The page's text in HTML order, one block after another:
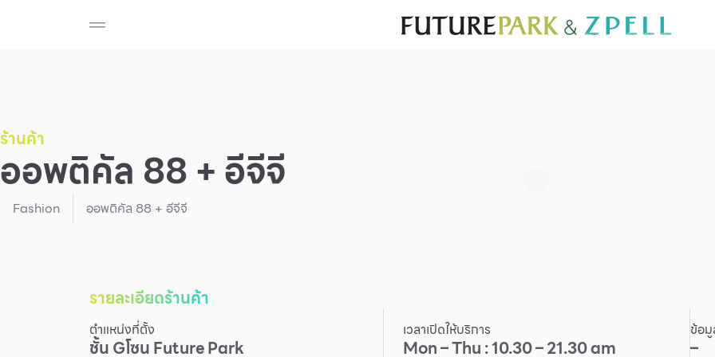
สำหรับนักท่องเที่ยว มีอะไรใหม่ แผนผังร้านค้า
Food
Furniture
ร้านค้า
ออพติคัล 88 + อีจีจี
Fashion ออพติคัล 88 + อีจีจี
รายละเอียดร้านค้า
ตำแหน่งที่ตั้ง
ชั้นGโซนFuture Park
เวลาเปิดให้บริการ
Mon – Thu : 10.30 – 21.30 am
ข้อ
–